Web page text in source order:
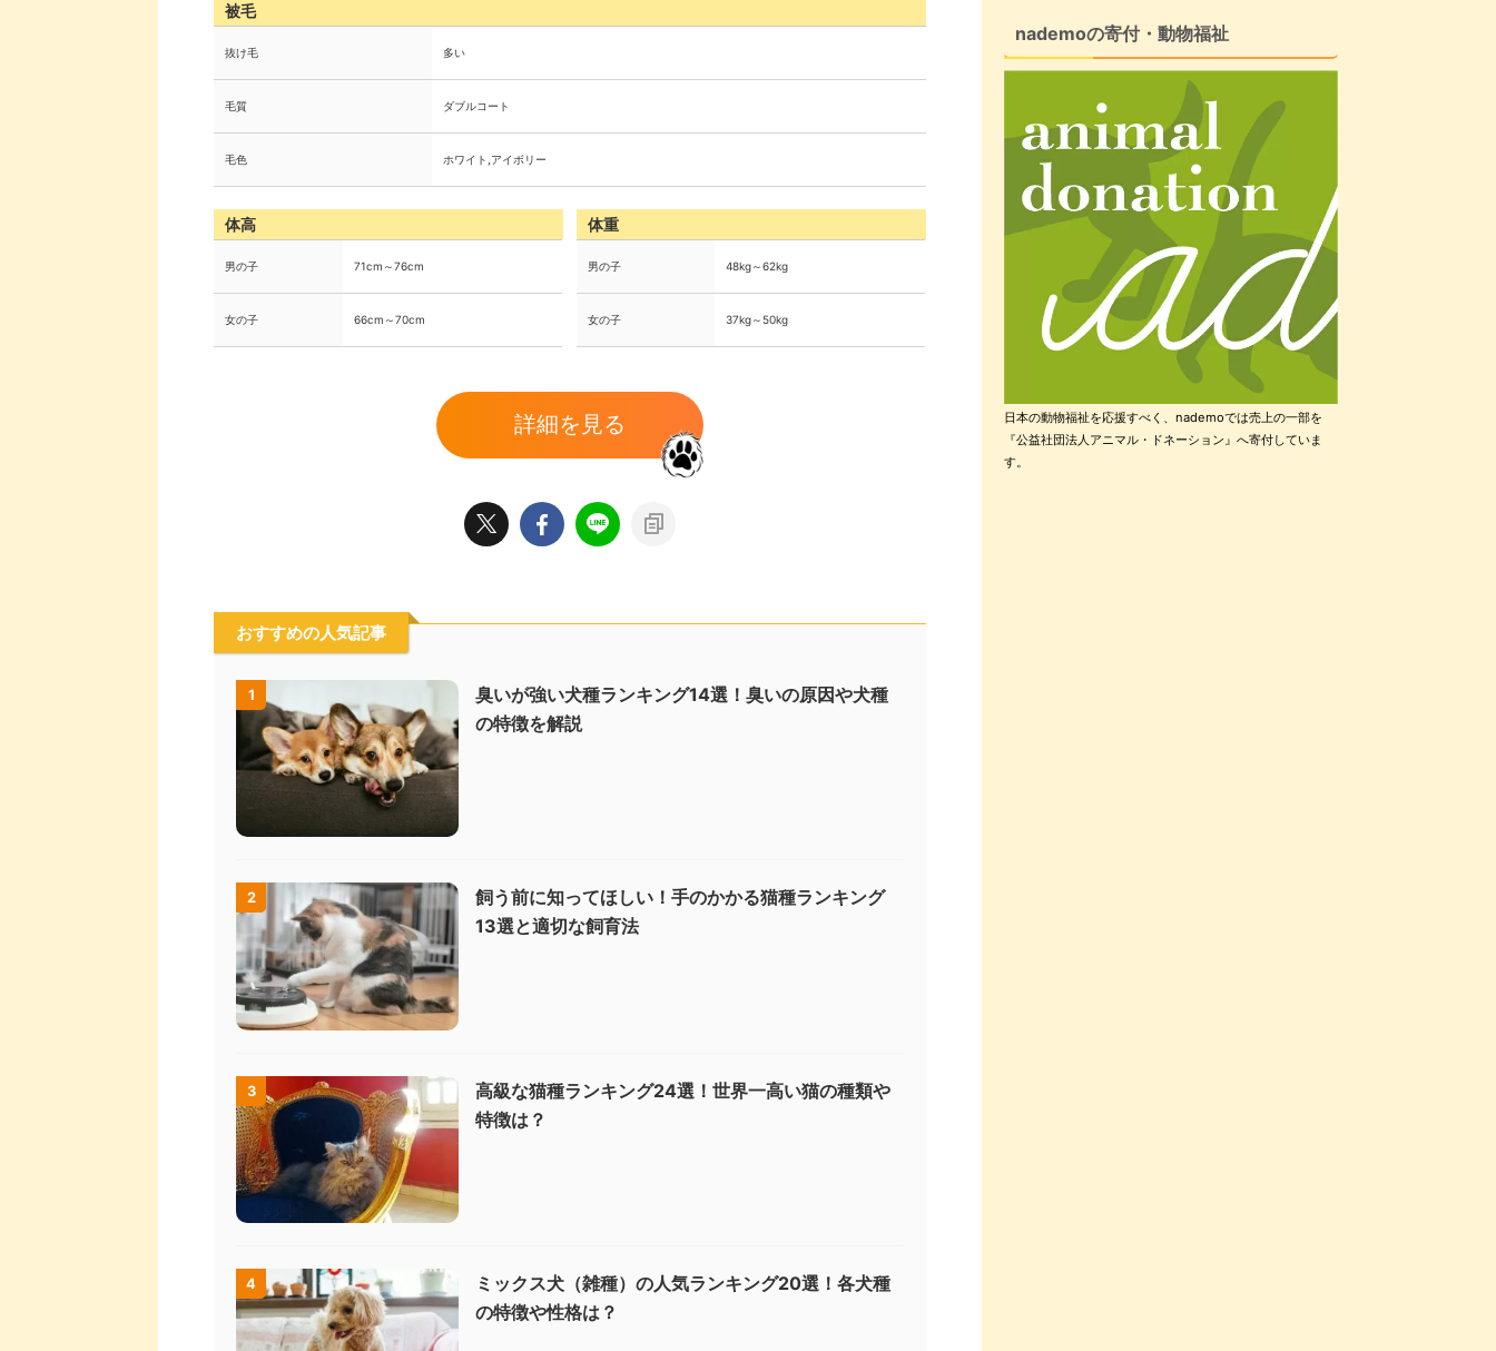
被毛
抜け毛 多い
毛質 ダブルコート
毛色 ホワイト,アイボリー
体高
男の子 71cm～76cm
女の子 66cm～70cm
体重
男の子 48kg～62kg
女の子 37kg～50kg
詳細を見る
おすすめの人気記事
1
臭いが強い犬種ランキング14選！臭いの原因や犬種
の特徴を解説
2
飼う前に知ってほしい！手のかかる猫種ランキング
13選と適切な飼育法
3
高級な猫種ランキング24選！世界一高い猫の種類や
特徴は？
4
ミックス犬（雑種）の人気ランキング20選！各犬種
の特徴や性格は？
nademoの寄付・動物福祉
日本の動物福祉を応援すべく、nademoでは売上の一部を
『公益社団法人アニマル・ドネーション』へ寄付していま
す。